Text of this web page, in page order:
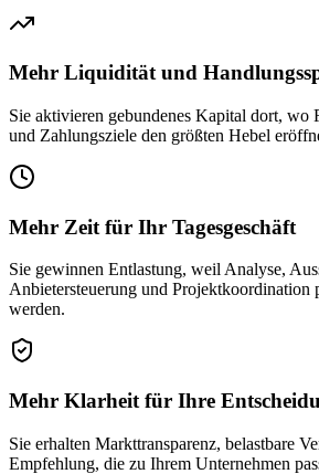
Mehr Liquidität und
Sie aktivieren gebundenes Kapital dort, wo
und Zahlungsziele den größten Hebel
Mehr Zeit für Ihr Tagesgeschäft
Sie gewinnen Entlastung, weil Analyse,
Anbietersteuerung und Projektkoordination
werden.
Mehr Klarheit für Ihre
Sie erhalten Markttransparenz, belastbare
Empfehlung, die zu Ihrem Unternehmen